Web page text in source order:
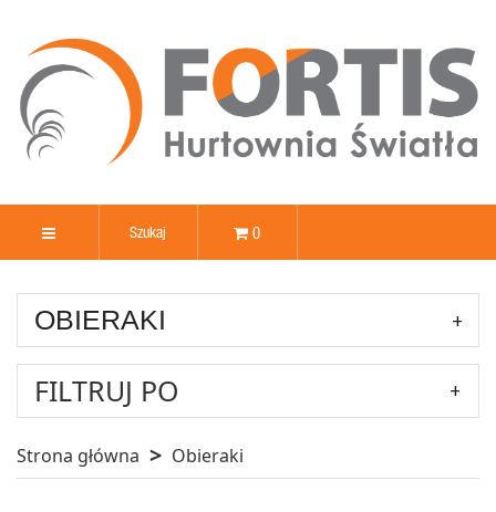
0
OBIERAKI
FILTRUJ PO
Strona główna Obieraki